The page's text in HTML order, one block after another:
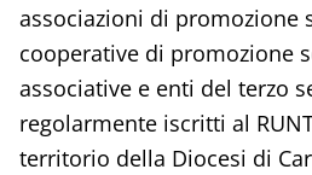
associazioni di promozione
cooperative di promozione
associative e enti del terzo
regolarmente iscritti al
territorio della Diocesi di